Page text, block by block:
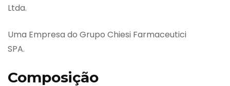
Ltda.
Uma Empresa do Grupo Chiesi Farmaceutici
SPA.
Composição